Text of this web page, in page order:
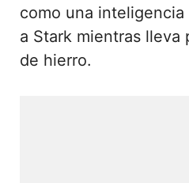
como una
a Stark mientras lleva
de hierro.